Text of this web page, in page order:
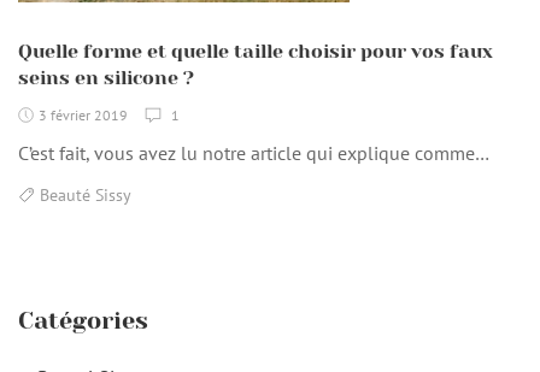
Quelle forme et quelle taille choisir pour vos faux
seins en silicone ?
3 février 2019 1
C’est fait, vous avez lu notre article qui explique comme…
Beauté Sissy
Catégories